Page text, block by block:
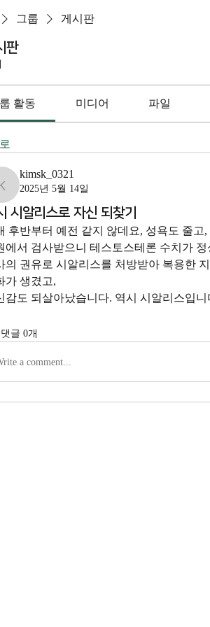
그룹 게시판
판
활동 미디어 파일
kimsk_0321
kimsk_0321
2025년 5월 14일
시알리스로 자신 되찾기
후반부터 예전 같지 않데요, 성욕도 줄
에서 검사받으니 테스토스테론 수치가
의 권유로 시알리스를 처방받아 복용한
가 생겼고,
감도 되살아났습니다. 역시 시알리스입니
댓글 0개
a comment...